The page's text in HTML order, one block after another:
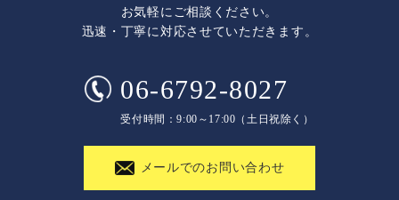
お気軽にご相談ください。
迅速・丁寧に対応させていただきます。
06-6792-8027
受付時間：9:00～17:00（土日祝除く）
メールでのお問い合わせ